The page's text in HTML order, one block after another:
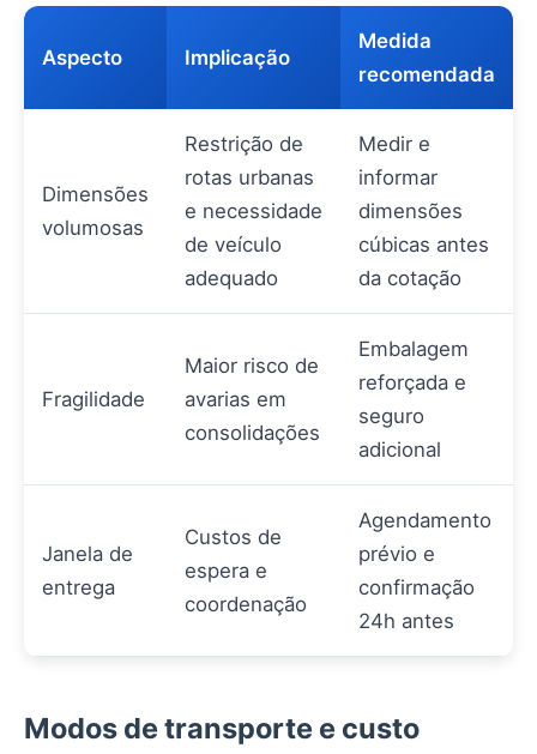
Aspecto Implicação
Medida
recomendada
Dimensões
volumosas
Restrição de
rotas urbanas
e necessidade
de veículo
adequado
Medir e
informar
dimensões
cúbicas antes
da cotação
Fragilidade
Maior risco de
avarias em
consolidações
Embalagem
reforçada e
seguro
adicional
Janela de
entrega
Custos de
espera e
coordenação
Agendamento
prévio e
confirmação
24h antes
Modos de transporte e custo